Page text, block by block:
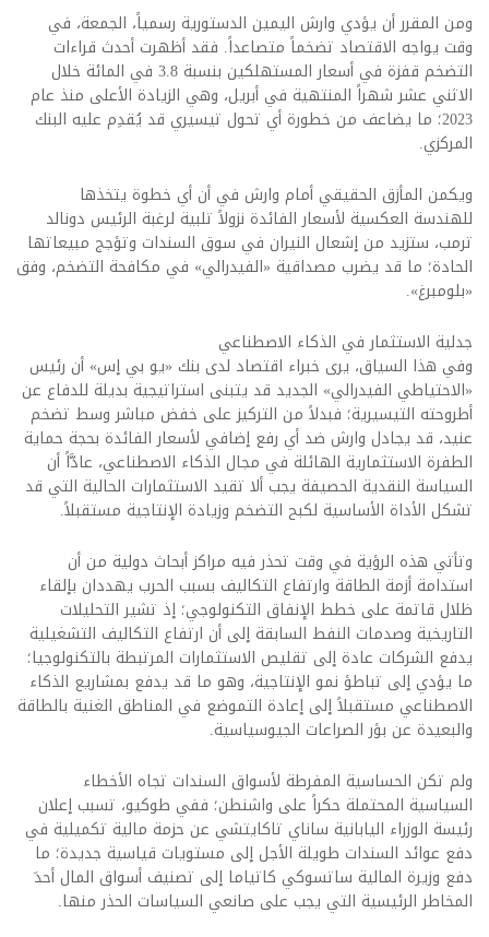
ومن المقرر أن يؤدي وارش اليمين الدستورية رسمياً، الجمعة، في
وقت يواجه الاقتصاد تضخماً متصاعداً. فقد أظهرت أحدث قراءات
التضخم قفزة في أسعار المستهلكين بنسبة 3.8 في المائة خلال
الاثني عشر شهراً المنتهية في أبريل، وهي الزيادة الأعلى منذ عام
2023؛ ما يضاعف من خطورة أي تحول تيسيري قد يُقدِم عليه البنك
المركزي.
ويكمن المأزق الحقيقي أمام وارش في أن أي خطوة يتخذها
للهندسة العكسية لأسعار الفائدة نزولاً تلبية لرغبة الرئيس دونالد
ترمب، ستزيد من إشعال النيران في سوق السندات وتؤجج مبيعاتها
الحادة؛ ما قد يضرب مصداقية «الفيدرالي» في مكافحة التضخم، وفق
«بلومبرغ».
جدلية الاستثمار في الذكاء الاصطناعي
وفي هذا السياق، يرى خبراء اقتصاد لدى بنك «يو بي إس» أن رئيس
«الاحتياطي الفيدرالي» الجديد قد يتبنى استراتيجية بديلة للدفاع عن
أطروحته التيسيرية؛ فبدلاً من التركيز على خفض مباشر وسط تضخم
عنيد، قد يجادل وارش ضد أي رفع إضافي لأسعار الفائدة بحجة حماية
الطفرة الاستثمارية الهائلة في مجال الذكاء الاصطناعي، عادَّاً أن
السياسة النقدية الحصيفة يجب ألا تقيد الاستثمارات الحالية التي قد
تشكل الأداة الأساسية لكبح التضخم وزيادة الإنتاجية مستقبلاً.
وتأتي هذه الرؤية في وقت تحذر فيه مراكز أبحاث دولية من أن
استدامة أزمة الطاقة وارتفاع التكاليف بسبب الحرب يهددان بإلقاء
ظلال قاتمة على خطط الإنفاق التكنولوجي؛ إذ تشير التحليلات
التاريخية وصدمات النفط السابقة إلى أن ارتفاع التكاليف التشغيلية
يدفع الشركات عادة إلى تقليص الاستثمارات المرتبطة بالتكنولوجيا؛
ما يؤدي إلى تباطؤ نمو الإنتاجية، وهو ما قد يدفع بمشاريع الذكاء
الاصطناعي مستقبلاً إلى إعادة التموضع في المناطق الغنية بالطاقة
والبعيدة عن بؤر الصراعات الجيوسياسية.
ولم تكن الحساسية المفرطة لأسواق السندات تجاه الأخطاء
السياسية المحتملة حكراً على واشنطن؛ ففي طوكيو، تسبب إعلان
رئيسة الوزراء اليابانية ساناي تاكايتشي عن حزمة مالية تكميلية في
دفع عوائد السندات طويلة الأجل إلى مستويات قياسية جديدة؛ ما
دفع وزيرة المالية ساتسوكي كاتياما إلى تصنيف أسواق المال أحدَ
المخاطر الرئيسية التي يجب على صانعي السياسات الحذر منها.